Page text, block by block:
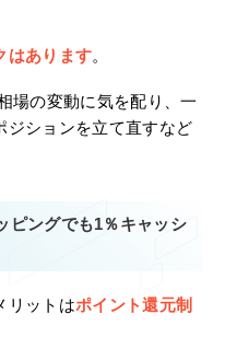
はあります。
場の変動に気を配り、一
ジションを立て直すなど
ピングでも1％キャッシ
リットはポイント還元制